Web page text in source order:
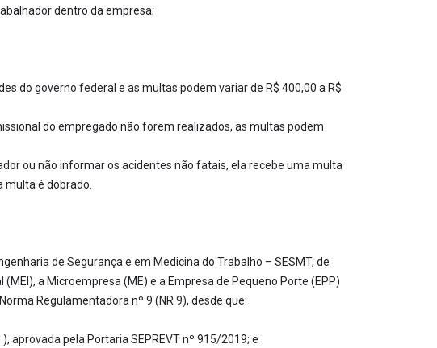
dentro da empresa;
do governo federal e as multas podem variar de R$ 400,00 a R$
do empregado não forem realizados, as multas podem
ou não informar os acidentes não fatais, ela recebe uma multa
multa é dobrado.
de Segurança e em Medicina do Trabalho – SESMT, de
a Microempresa (ME) e a Empresa de Pequeno Porte (EPP)
Regulamentadora nº 9 (NR 9), desde que:
pela Portaria SEPREVT nº 915/2019; e